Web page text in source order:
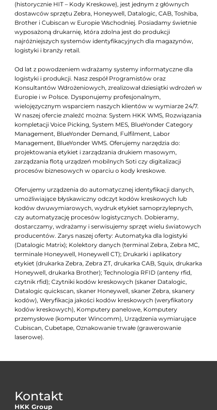
(historycznie HIT – Kody Kreskowe), jest jednym z głównych
dostawców sprzętu Zebra, Honeywell, Datalogic, CAB, Toshiba,
Brother i Cubiscan w Europie Wschodniej. Posiadamy świetnie
wyposażoną drukarnię, która zdolna jest do produkcji
najróżniejszych systemów identyfikacyjnych dla magazynów,
logistyki i branży retail.
Od lat z powodzeniem wdrażamy systemy informatyczne dla
logistyki i produkcji. Nasz zespół Programistów oraz
Konsultantów Wdrożeniowych, zrealizował dziesiątki wdrożeń w
Europie i w Polsce. Dysponujemy profesjonalnym,
wielojęzycznym wsparciem naszych klientów w wymiarze 24/7.
W naszej ofercie znaleźć można: System HKK WMS, Rozwiązania
kompletacji Voice Picking, System MES, BlueYonder Category
Management, BlueYonder Demand, Fulfilment, Labor
Management, BlueYonder WMS. Oferujemy narzędzia do:
projektowania etykiet i zarządzania drukiem masowym,
zarządzania flotą urządzeń mobilnych Soti czy digitalizacji
procesów biznesowych w oparciu o kody kreskowe.
Oferujemy urządzenia do automatycznej identyfikacji danych,
umożliwiające błyskawiczny odczyt kodów kreskowych lub
kodów dwuwymiarowych, wydruk etykiet samoprzylepnych,
czy automatyzację procesów logistycznych. Dobieramy,
dostarczamy, wdrażamy i serwisujemy sprzęt wielu światowych
producentów. Zarys naszej oferty: Automatyka dla logistyki
(Datalogic Matrix); Kolektory danych (terminal Zebra, Zebra MC,
terminale Honeywell, Honeywell CT); Drukarki i aplikatory
etykiet (drukarka Zebra, Zebra ZT, drukarka CAB, Squix, drukarka
Honeywell, drukarka Brother); Technologia RFID (anteny rfid,
czytnik rfid); Czytniki kodów kreskowych (skaner Datalogic,
Datalogic quickscan, skaner Honeywell, skaner Zebra, skanery
kodów), Weryfikacja jakości kodów kreskowych (weryfikatory
kodów kreskowych), Komputery panelowe, Komputery
przemysłowe (komputer Wincomm), Urządzenia wymiarujące
Cubiscan, Cubetape, Oznakowanie trwałe (grawerowanie
laserowe).
Kontakt
HKK Group